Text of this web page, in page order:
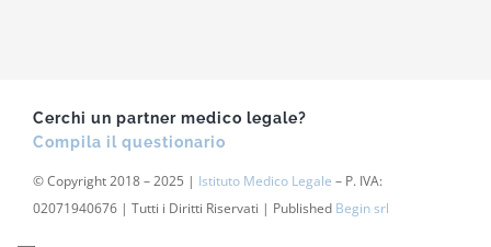
Cerchi un partner medico legale?
Compila il questionario
© Copyright 2018 – 2025 | Istituto Medico Legale – P. IVA:
02071940676 | Tutti i Diritti Riservati | Published Begin srl